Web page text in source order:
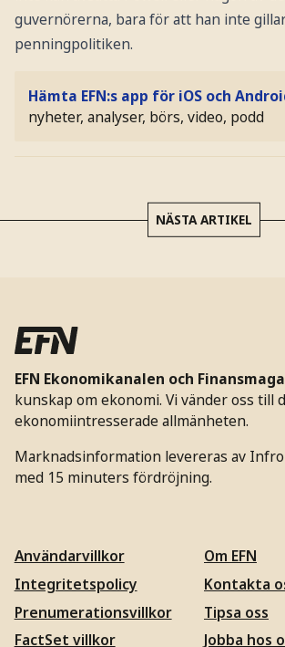
guvernörerna, bara för att han inte
penningpolitiken.
Hämta EFN:s app för iOS och
nyheter, analyser, börs, video, podd
NÄSTA ARTIKEL
EFN Ekonomikanalen och
kunskap om ekonomi. Vi vänder oss till
ekonomiintresserade allmänheten.
Marknadsinformation levereras av
med 15 minuters fördröjning.
Användarvillkor
Integritetspolicy
Prenumerationsvillkor
FactSet villkor
Om EFN
Kontakta
Tipsa oss
Jobba hos